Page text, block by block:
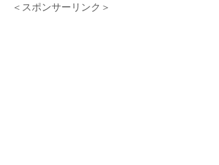
＜スポンサーリンク＞